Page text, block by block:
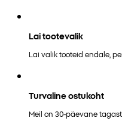
Lai tootevalik
Lai valik tooteid endale,
Turvaline ostukoht
Meil on 30-päevane